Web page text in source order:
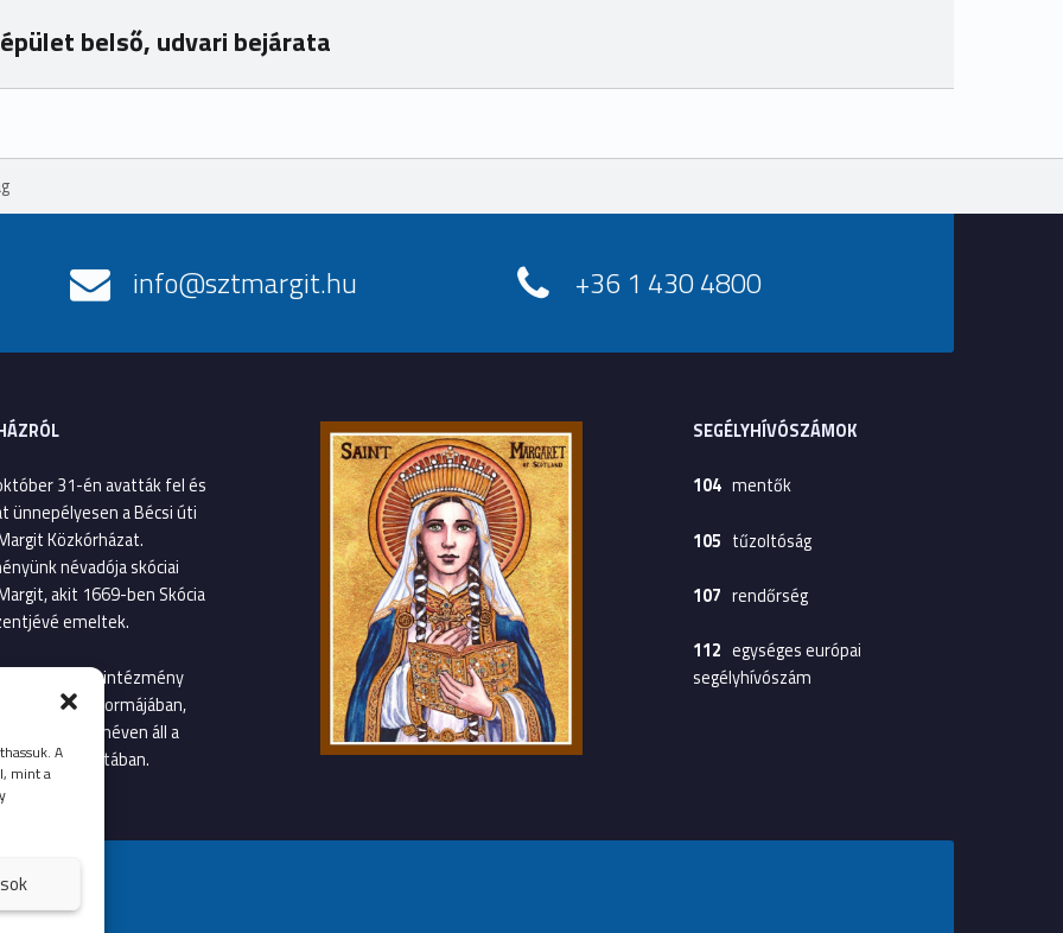
A
mint a
belső, udvari bejárata
info@sztmargit.hu +36 1 430 4800
31-én avatták fel és
ünnepélyesen a Bécsi úti
Közkórházat.
névadója skóciai
akit 1669-ben Skócia
emeltek.
január 1-től az intézmény
szerv formájában,
Margit Kórház néven áll a
szolgálatában.
SEGÉLYHÍVÓSZÁMOK
104mentők
105 tűzoltóság
107 rendőrség
112 egységes európai
segélyhívószám